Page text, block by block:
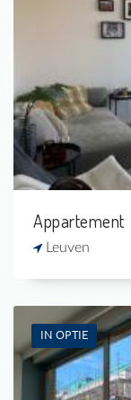
Appartement
Leuven
IN OPTIE